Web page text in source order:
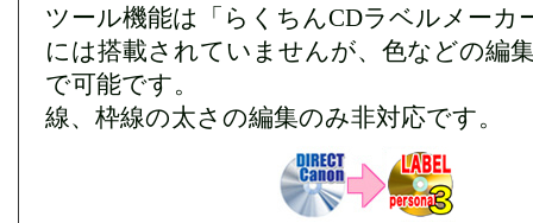
ツール機能は「らくちんCDラベルメーカ
には搭載されていませんが、色などの編
で可能です。
線、枠線の太さの編集のみ非対応です。